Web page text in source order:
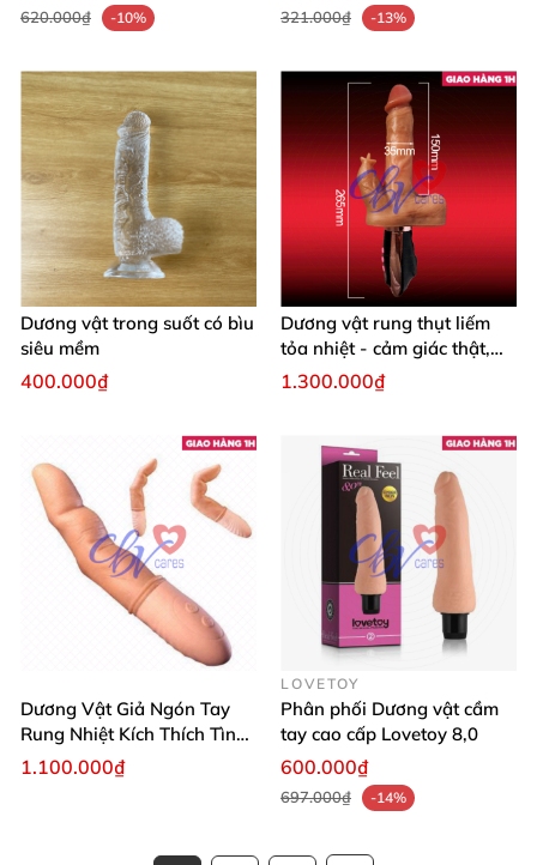
620.000₫ -10% 321.000₫ -13%
Dương vật trong suốt có bìu
siêu mềm
400.000₫
Dương vật rung thụt liếm
tỏa nhiệt - cảm giác thật,
kích thích
1.300.000₫
Dương Vật Giả Ngón Tay
Rung Nhiệt Kích Thích Tình
Dục
1.100.000₫
LOVETOY
Phân phối Dương vật cầm
tay cao cấp Lovetoy 8,0
600.000₫
697.000₫ -14%